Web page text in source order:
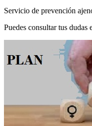
Servicio de prevención
Puedes consultar tus